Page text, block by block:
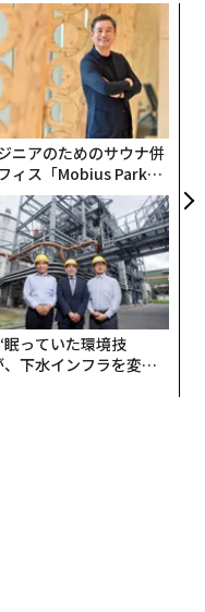
ト
あったことを示唆し
はない。同社はOpen
た費用の約3％でAI
国政府が中国への輸
ィア製チップを使わ
要としなかったとい
ィアの時価総額は58
した。AIがもはや膨
能性を示す出来事だ
ニアのためのサウナ併
ィス「Mobius Park」
プン──タマディック
経営を徹底する理由
眠っていた環境技
、下水インフラを変え